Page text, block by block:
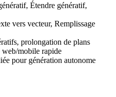
Étendre génératif,
vers vecteur, Remplissage
prolongation de plans
mobile rapide
pour génération autonome